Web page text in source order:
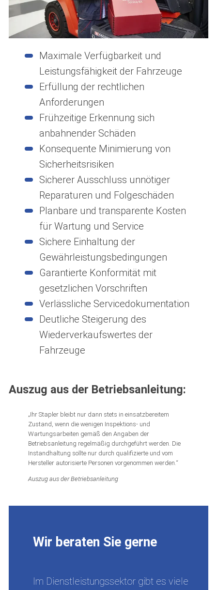
Maximale Verfügbarkeit und
Leistungsfähigkeit der Fahrzeuge
Erfüllung der rechtlichen
Anforderungen
Frühzeitige Erkennung sich
anbahnender Schäden
Konsequente Minimierung von
Sicherheitsrisiken
Sicherer Ausschluss unnötiger
Reparaturen und Folgeschäden
Planbare und transparente Kosten
für Wartung und Service
Sichere Einhaltung der
Gewährleistungsbedingungen
Garantierte Konformität mit
gesetzlichen Vorschriften
Verlässliche Servicedokumentation
Deutliche Steigerung des
Wiederverkaufswertes der
Fahrzeuge
Auszug aus der Betriebsanleitung:
„Ihr Stapler bleibt nur dann stets in einsatzbereitem
Zustand, wenn die wenigen Inspektions- und
Wartungsarbeiten gemäß den Angaben der
Betriebsanleitung regelmäßig durchgeführt werden. Die
Instandhaltung sollte nur durch qualifizierte und vom
Hersteller autorisierte Personen vorgenommen werden.“
Auszug aus der Betriebsanleitung
Wir beraten Sie gerne
Im Dienstleistungssektor gibt es viele